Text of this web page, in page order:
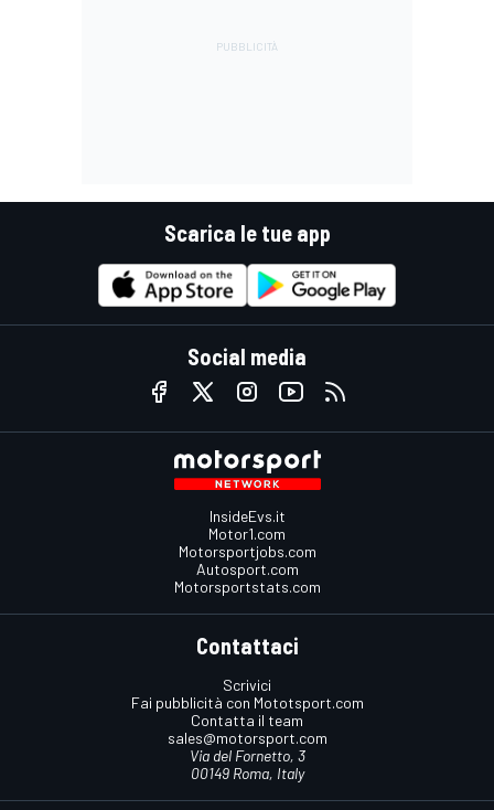
Scarica le tue app
Social media
InsideEvs.it
Motor1.com
Motorsportjobs.com
Autosport.com
Motorsportstats.com
Contattaci
Scrivici
Fai pubblicità con Mototsport.com
Contatta il team
sales@motorsport.com
Via del Fornetto, 3
00149 Roma, Italy